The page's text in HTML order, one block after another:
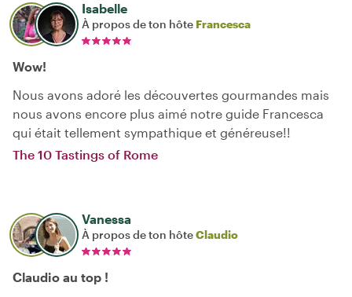
Isabelle
À propos de ton hôte Francesca
Wow!
Nous avons adoré les découvertes gourmandes mais
nous avons encore plus aimé notre guide Francesca
qui était tellement sympathique et généreuse!!
The 10 Tastings of Rome
Vanessa
À propos de ton hôteClaudio
Claudio au top !